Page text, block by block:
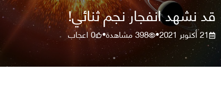
قد نشهد انفجار نجم ثنائي!
21 أكتوبر 2021 •
398مشاهدة•
0اعجاب